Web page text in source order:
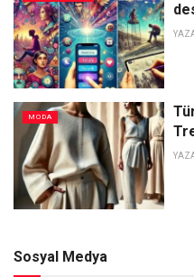
MODA
Sosyal Medya